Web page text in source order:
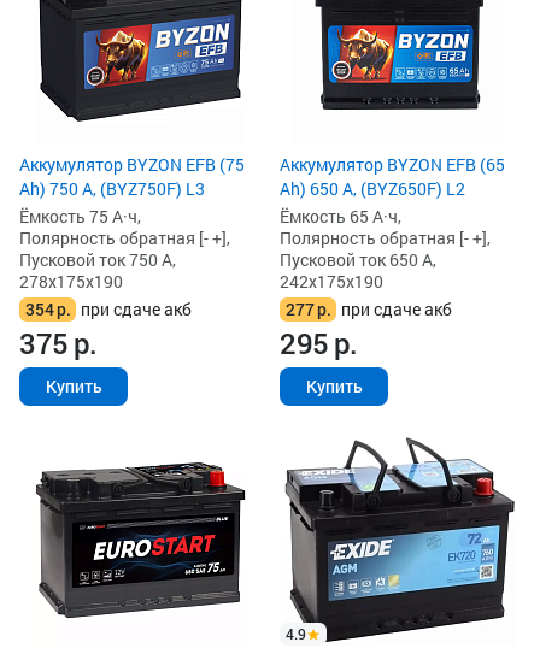
Аккумулятор BYZON EFB (75
Ah) 750 А, (BYZ750F) L3
Ёмкость 75 А·ч,
Полярность обратная [- +],
Пусковой ток 750 А,
278x175x190
354р. при сдаче акб
375р.
Купить
Аккумулятор BYZON EFB (65
Ah) 650 А, (BYZ650F) L2
Ёмкость 65 А·ч,
Полярность обратная [- +],
Пусковой ток 650 А,
242x175x190
277р. при сдаче акб
295р.
Купить
4.9